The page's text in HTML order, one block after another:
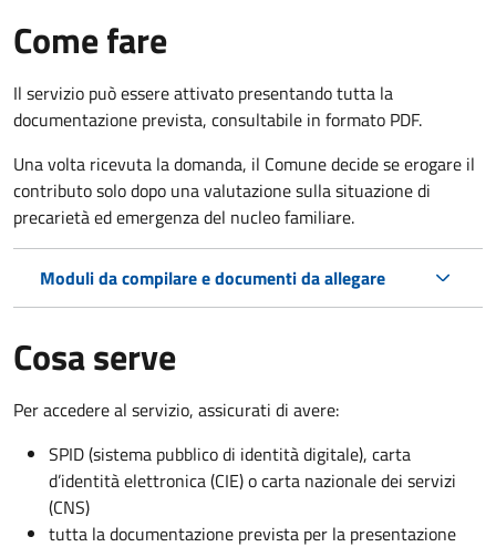
Come fare
Il servizio può essere attivato presentando tutta la
documentazione prevista, consultabile in formato PDF.
Una volta ricevuta la domanda, il Comune decide se erogare il
contributo solo dopo una valutazione sulla situazione di
precarietà ed emergenza del nucleo familiare.
Moduli da compilare e documenti da allegare
Cosa serve
Per accedere al servizio, assicurati di avere:
SPID (sistema pubblico di identità digitale), carta
d’identità elettronica (CIE) o carta nazionale dei servizi
(CNS)
tutta la documentazione prevista per la presentazione